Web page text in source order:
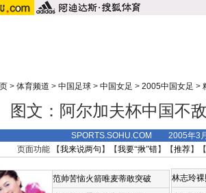
> 体育频道 > 中国足球 > 中国女足 > 2005中国女足 >
图文：阿尔加夫杯中国不
SPORTS.SOHU.COM 2005年3
页面功能 【我来说两句 】【我要“揪”错】【推荐】
范帅苦恼火箭唯麦蒂敢突破
林志玲